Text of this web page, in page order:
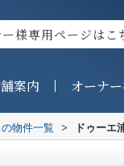
様専用ページはこ
案内 オーナ
物件一覧 > ドゥーエ